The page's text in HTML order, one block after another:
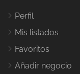
Perfil
Mis listados
Favoritos
Añadir negocio